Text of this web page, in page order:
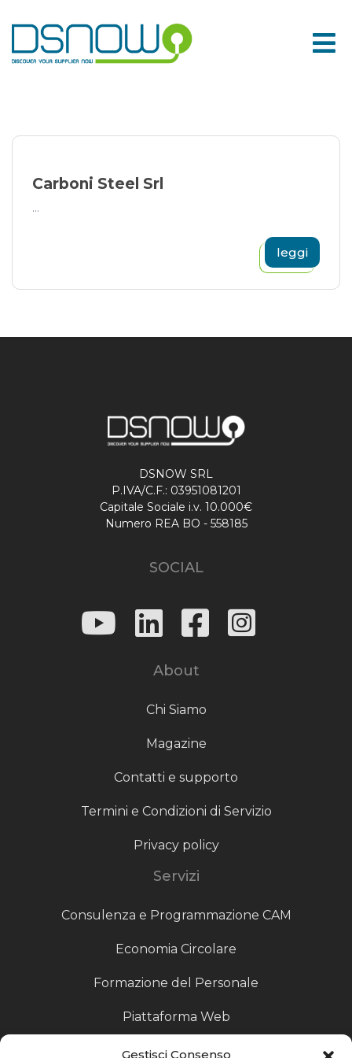
Gestisci Consenso
to
content
Carboni Steel Srl
...
leggi
DSNOW SRL
P.IVA/C.F.: 03951081201
Capitale Sociale i.v. 10.000€
Numero REA BO - 558185
SOCIAL
About
Chi Siamo
Magazine
Contatti e supporto
Termini e Condizioni di Servizio
Privacy policy
Servizi
Consulenza e Programmazione CAM
Economia Circolare
Formazione del Personale
Piattaforma Web
Scouting fornitori